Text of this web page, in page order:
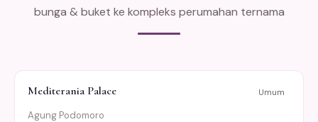
bunga & buket ke kompleks perumahan ternama
Mediterania Palace Umum
Agung Podomoro